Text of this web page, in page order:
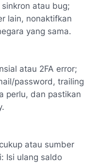
atau bug;
lain, nonaktifkan
yang sama.
atau 2FA error;
password, trailing
perlu, dan pastikan
atau sumber
Isi ulang saldo